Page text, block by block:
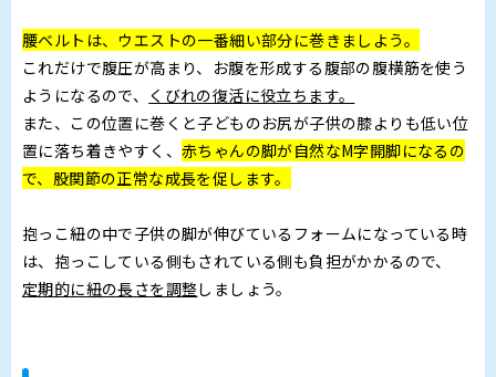
腰ベルトは、ウエストの一番細い部分に巻きましよう。
これだけで腹圧が高まり、お腹を形成する腹部の腹横筋を使う
ようになるので、 くびれの復活に役立ちます。
また、この位置に巻くと子どものお尻が子供の膝よりも低い位
置に落ち着きやすく、 赤ちゃんの脚が自然なM字開脚になるの
で、股関節の正常な成長を促します。
抱っこ紐の中で子供の脚が伸びているフォームになっている時
は、抱っこしている側もされている側も負担がかかるので、
定期的に紐の長さを調整しましょう。